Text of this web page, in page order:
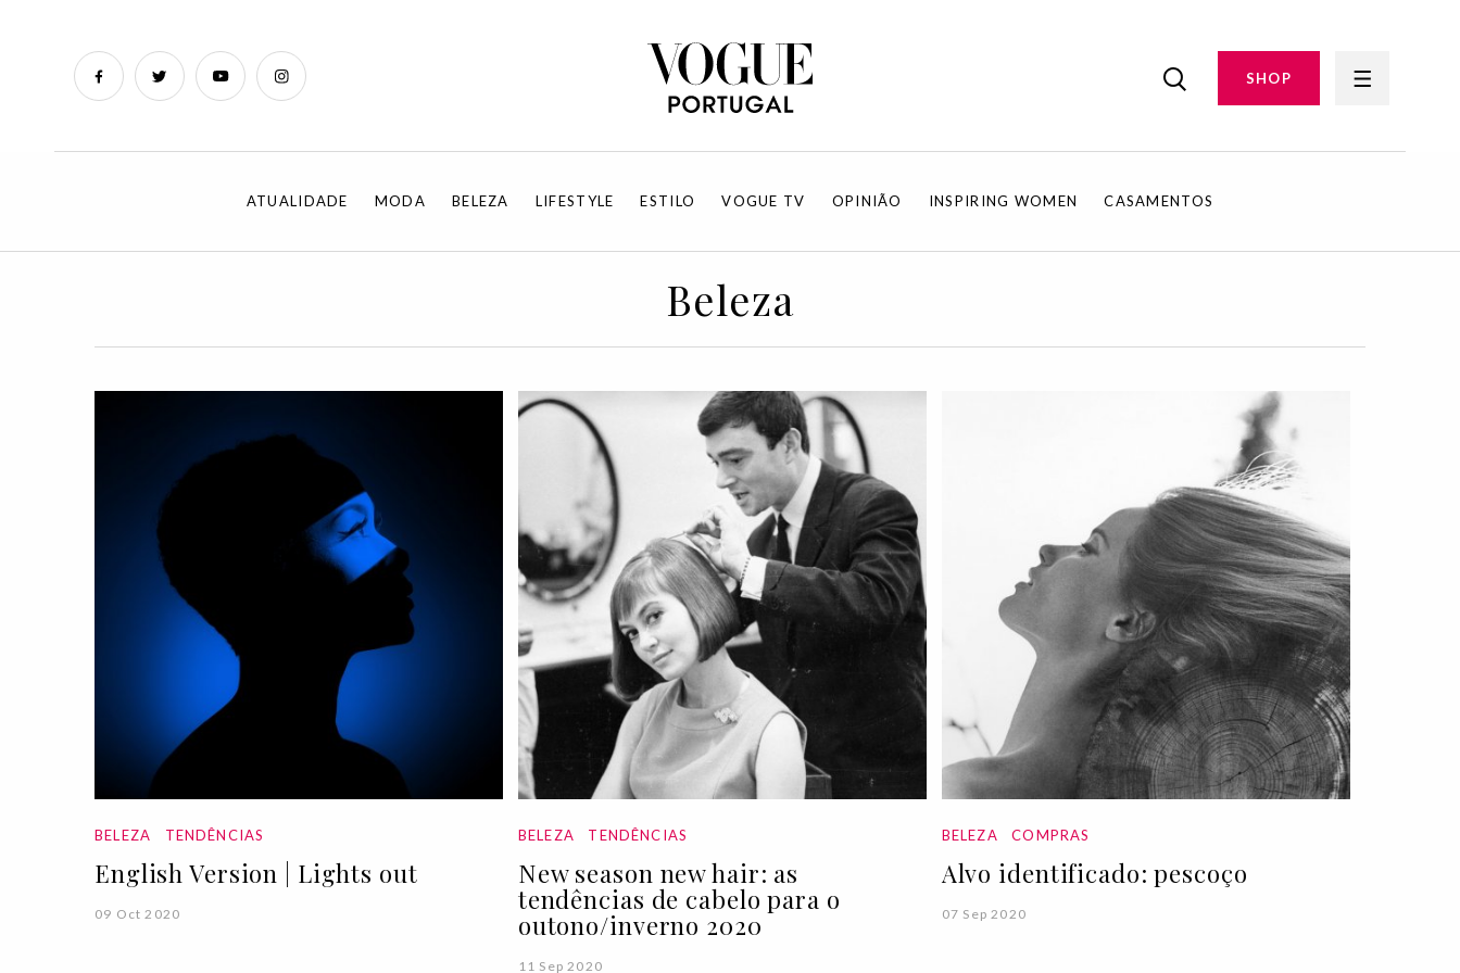
SHOP
ATUALIDADE MODA BELEZA LIFESTYLE ESTILO VOGUE TV OPINIÃO INSPIRING WOMEN CASAMENTOS
Beleza
BELEZA TENDÊNCIAS
English Version | Lights out
09 Oct 2020
BELEZA TENDÊNCIAS
New season new hair: as
tendências de cabelo para o
outono/inverno 2020
11 Sep 2020
BELEZA COMPRAS
Alvo identificado: pescoço
07 Sep 2020